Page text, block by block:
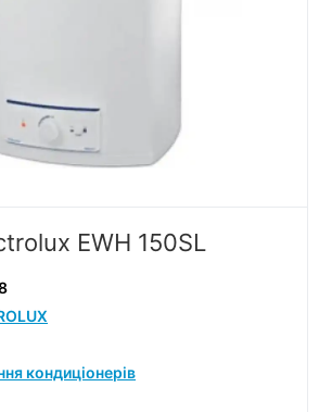
EWH 150SL
кондиціонерів